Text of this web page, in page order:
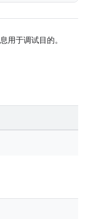
用于调试目的。